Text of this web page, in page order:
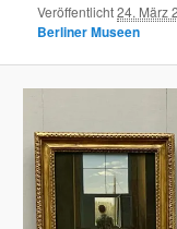
Veröffentlicht24. März
Berliner Museen